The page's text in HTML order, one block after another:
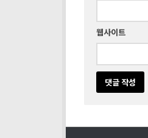
웹사이트